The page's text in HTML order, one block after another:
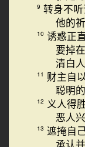
9 转身不听
他的
10 诱惑正
要掉
清白
11 财主自
聪明
12 义人得
恶人
13 遮掩自
承认